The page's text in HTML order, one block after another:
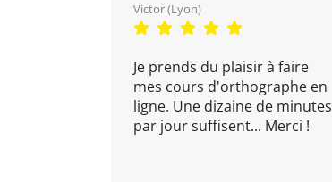
Victor (Lyon)
Je prends du plaisir à faire
mes cours d'orthographe en
ligne. Une dizaine de minutes
par jour suffisent... Merci !